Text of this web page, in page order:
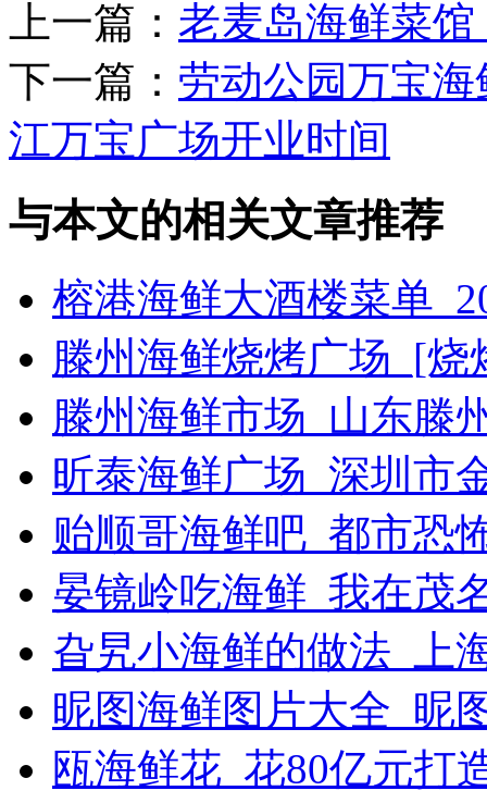
上一篇： 老麦岛海鲜菜
下一篇： 劳动公园万宝
江万宝广场开业时间
与本文的相关文章推荐
榕港海鲜大酒楼菜单
滕州海鲜烧烤广场_[
滕州海鲜市场_山东滕
昕泰海鲜广场_深圳市
贻顺哥海鲜吧_都市恐
晏镜岭吃海鲜_我在茂
旮旯小海鲜的做法_上
昵图海鲜图片大全_昵
瓯海鲜花_花80亿元打